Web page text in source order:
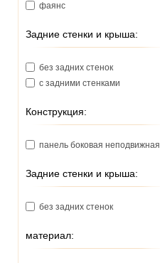
фаянс
Задние стенки и крыша:
без задних стенок
с задними стенками
Конструкция:
панель боковая неподвижная
Задние стенки и крыша:
без задних стенок
материал: